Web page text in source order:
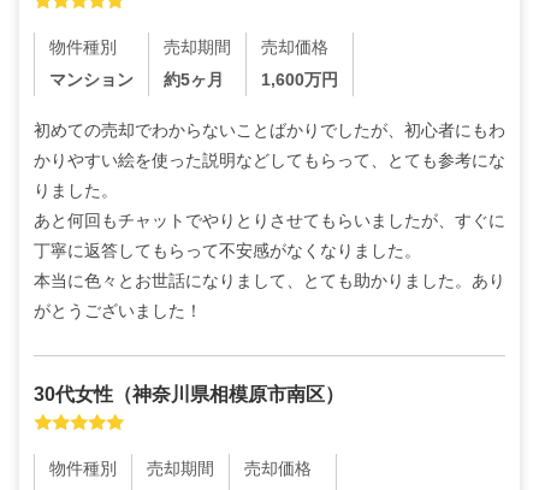
物件種別
マンション
売却期間
約5ヶ月
売却価格
1,600万円
初めての売却でわからないことばかりでしたが、初心者にもわ
かりやすい絵を使った説明などしてもらって、とても参考にな
りました。
あと何回もチャットでやりとりさせてもらいましたが、すぐに
丁寧に返答してもらって不安感がなくなりました。
本当に色々とお世話になりまして、とても助かりました。あり
がとうございました！
30代女性 （神奈川県相模原市南区）
物件種別
売却期間
売却価格